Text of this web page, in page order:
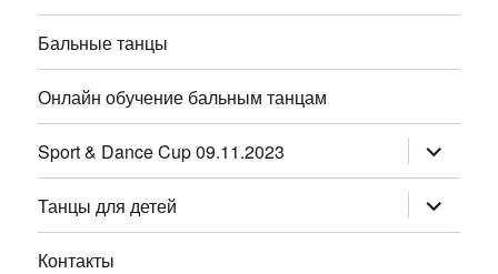
Бальные танцы
Онлайн обучение бальным танцам
Sport & Dance Cup 09.11.2023 раскрыть
дочернее
меню
Танцы для детей
раскрыть
дочернее
меню
Контакты